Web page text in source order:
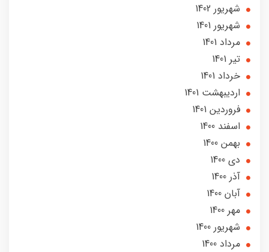
شهریور 1402
شهریور 1401
مرداد 1401
تير 1401
خرداد 1401
ارديبهشت 1401
فروردین 1401
اسفند 1400
بهمن 1400
دی 1400
آذر 1400
آبان 1400
مهر 1400
شهریور 1400
مرداد 1400